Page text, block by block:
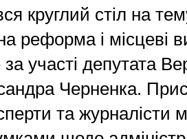
круглий стіл на
реформа і місцеві
участі депутата
Черненка.
та журналісти